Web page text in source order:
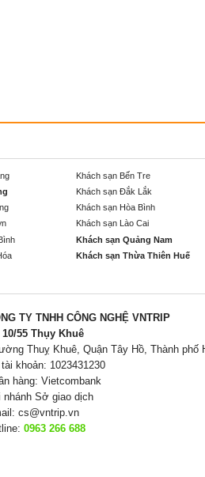
Khách sạn Bến Tre
Khách sạn Đắk Lắk
Khách sạn Hòa Bình
Khách sạn Lào Cai
Khách sạn Quảng Nam
Khách sạn Thừa Thiên Huế
TY TNHH CÔNG NGHỆ VNTRIP
55 Thụy Khuê
Thuỵ Khuê, Quận Tây Hồ, Thành phố
khoản: 1023431230
hàng: Vietcombank
nhánh Sở giao dịch
cs@vntrip.vn
0963 266 688